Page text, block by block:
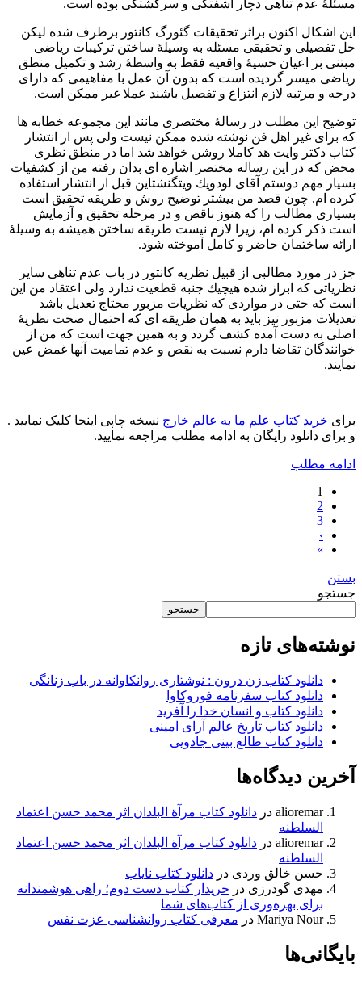
مسئلۀ عدم تناهی دچار آشفتگی و سرگشتگی بوده است.
این اشکال اکنون براثر تحقیقات گئورگ کانتور برطرف شده لیکن
حل تفصیلی و تحقیقی مسئله به وسیلهٔ ساختن ترکیبات ریاضی
مبتنی بر اعیان حسیۀ واقعیه فقط به واسطهٔ رشد و تکمیل منطق
ریاضی میسر گردیده است که بدون آن عمل با مفاهیمی که دارای
درجه و مرتبه لازم انتزاع و تفصیل باشند عملا غیر ممکن است.
توضیح این مطلب در رسالهٔ مختصری مانند این مجموعه خطابه ها
که برای غیر اهل فن نوشته شده ممکن نیست ولی پس از انتشار
کتاب دکتر وایت هد کاملا روشن خواهد شد اما در منطق نظری
محض که در این رساله مختصر اشاره ای بدان رفته من از کشفیات
بسیار مهم دوستم آقای لودويك ويتگنشتاین قبل از انتشار استفاده
کرده ام. چون قصد من بیشتر توضیح روش و طریقه تحقیق است
بسیاری مطالب را که هنوز ناقص و در مرحله تحقیق و آزمایش
است ذکر کرده ام، زیرا لازم نیست طریقه ساختن همیشه به وسیلهٔ
ارائه ساختمان حاضر و کامل آموخته شود.
جز در مورد مطالبی از قبیل نظریه کانتور در باب عدم تناهی سایر
نظریاتی که ابراز شده هيچيك جنبه قطعیت ندارد ولی اعتقاد من این
است که حتی در مواردی که نظریات مزبور محتاج تعدیل باشد
تعدیلات مزبور نیز باید به همان طریقه ای که احتمال صحت نظریۀ
اصلی به دست آمده کشف گردد و به همین جهت است که من از
خوانندگان تقاضا دارم نسبت به نقص و عدم تمامیت آنها غمض عین
نمایند.
برای خرید کتاب علم ما به عالم خارج نسخه چاپی اینجا کلیک نمایید .
و برای دانلود رایگان به ادامه مطلب مراجعه نمایید.
ادامه مطلب
1
2
3
›
»
بستن
جستجو
جستجو
نوشته‌های تازه
دانلود کتاب زن درون : نوشتاری روانکاوانه در باب زنانگی
دانلود کتاب سفرنامه فوروکاوا
دانلود کتاب و انسان خدا را آفرید
دانلود کتاب تاریخ عالم آرای امینی
دانلود کتاب طالع بینی جادویی
آخرین دیدگاه‌ها
alioremar در دانلود کتاب مرآة البلدان اثر محمد حسن اعتماد
السلطنه
alioremar در دانلود کتاب مرآة البلدان اثر محمد حسن اعتماد
السلطنه
حسن خالق وردی در دانلود کتاب نایاب
مهدی گودرزی در خریدار کتاب دست دوم؛ راهی هوشمندانه
برای بهره‌وری از کتاب‌های شما
Mariya Nour در معرفی کتاب روانشناسی عزت نفس
بایگانی‌ها